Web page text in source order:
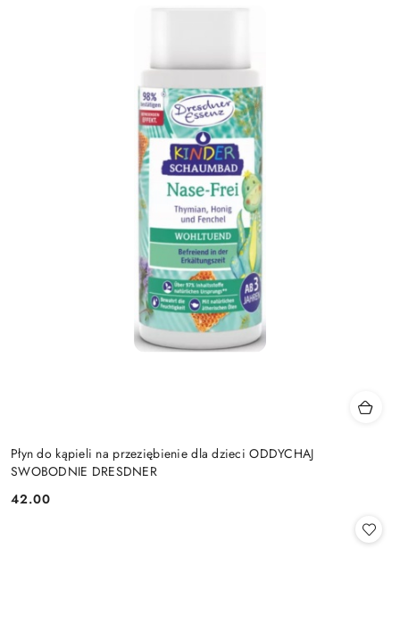
Płyn do kąpieli na przeziębienie dla dzieci ODDYCHAJ
SWOBODNIE DRESDNER
Cena:
42.00